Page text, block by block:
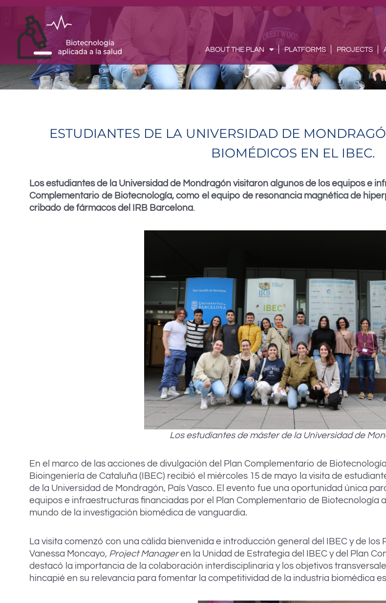
Skip
content
ABOUT THE PLAN PLATFORMS PROJECTS
ESTUDIANTES DE LA UNIVERSIDAD DE
BIOMÉDICOS EN EL IBEC.
Los estudiantes de la Universidad de Mondragón visitaron algunos de los equipos e
Complementario de Biotecnología, como el equipo de resonancia magnética de
cribado de fármacos del IRB Barcelona.
Los estudiantes de máster de la Universidad de
En el marco de las acciones de divulgación del Plan Complementario de
Bioingeniería de Cataluña (IBEC) recibió el miércoles 15 de mayo la visita de
de la Universidad de Mondragón, País Vasco. El evento fue una oportunidad única
equipos e infraestructuras financiadas por el Plan Complementario de Biotecnología
mundo de la investigación biomédica de vanguardia.
La visita comenzó con una cálida bienvenida e introducción general del IBEC y de
Vanessa Moncayo, Project Manageren la Unidad de Estrategia del IBEC y del Plan
destacó la importancia de la colaboración interdisciplinaria y los objetivos
hincapié en su relevancia para fomentar la competitividad de la industria biomédica